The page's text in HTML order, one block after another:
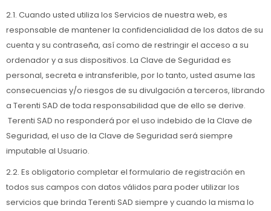
2.1. Cuando usted utiliza los Servicios de nuestra web, es
responsable de mantener la confidencialidad de los datos de su
cuenta y su contraseña, así como de restringir el acceso a su
ordenador y a sus dispositivos. La Clave de Seguridad es
personal, secreta e intransferible, por lo tanto, usted asume las
consecuencias y/o riesgos de su divulgación a terceros, librando
a Terenti SAD de toda responsabilidad que de ello se derive.
Terenti SAD no responderá por el uso indebido de la Clave de
Seguridad, el uso de la Clave de Seguridad será siempre
imputable al Usuario.
2.2. Es obligatorio completar el formulario de registración en
todos sus campos con datos válidos para poder utilizar los
servicios que brinda Terenti SAD siempre y cuando la misma lo